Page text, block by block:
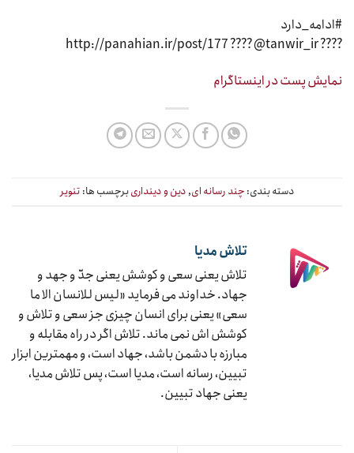
#ادامه_دارد
???? http://panahian.ir/post/177 ???? @tanwir_ir
نمایش پست در اینستاگرام
دسته بندی: چند رسانه ای,دین و دینداریبرچسب ها: تنویر
تلاش مدیا
تلاش یعنی سعی و کوشش یعنی جدّ و جهد و
جهاد. خداوند می فرماید «لیس للانسان الا ما
سعی» یعنی برای انسان چیزی جز سعی و تلاش و
کوشش اش نمی ماند. تلاش اگر در راه مقابله و
مبارزه با دشمن باشد، جهاد است، و مهمترین ابزار
تبیین، رسانه است، مدیا است، پس تلاش مدیا،
یعنی جهاد تبیین.